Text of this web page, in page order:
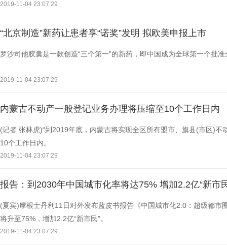
2019-11-04 23:07:29
“北京制造”新药让患者享“诺奖”发明 拟欧美申报上市
罗沙司他胶囊是一款创造“三个第一”的新药，即中国成为全球第一个批
2019-11-04 23:07:29
内蒙古不动产一般登记业务办理将压缩至10个工作日内
(记者 张林虎)“到2019年底，内蒙古将实现全区所有盟市、旗县(市区)不
10个工作日内。
2019-11-04 23:07:29
报告：到2030年中国城市化率将达75% 增加2.2亿“新市
(夏宾)摩根士丹利11日对外发布蓝皮书报告《中国城市化2.0：超级都市
将升至75%，增加2.2亿“新市民”。
2019-11-04 23:07:29